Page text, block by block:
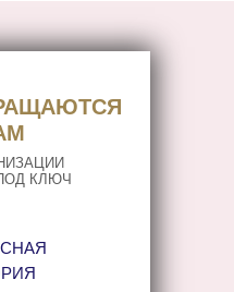
КЛЮЧ